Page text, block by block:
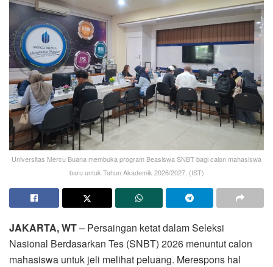
Universitas Mercu Buana membuka program Beasiswa SNBT bagi calon mahasiswa
baru untuk Tahun Akademik 2026/2027. (IST)
JAKARTA, WT– Persaingan ketat dalam Seleksi
Nasional Berdasarkan Tes (SNBT) 2026 menuntut calon
mahasiswa untuk jeli melihat peluang. Merespons hal